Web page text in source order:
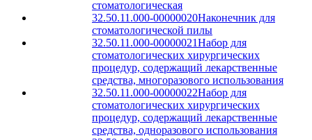
стоматологическая
32.50.11.000-00000020Наконечник для
стоматологической пилы
32.50.11.000-00000021Набор для
стоматологических хирургических
процедур, содержащий лекарственные
средства, многоразового использования
32.50.11.000-00000022Набор для
стоматологических хирургических
процедур, содержащий лекарственные
средства, одноразового использования